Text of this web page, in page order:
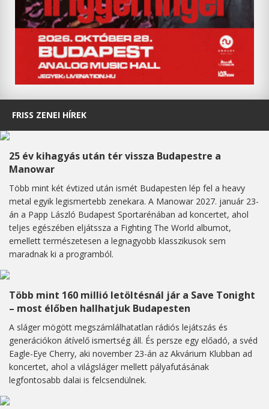
FRISS ZENEI HÍREK
25 év kihagyás után tér vissza Budapestre a
Manowar
Több mint két évtized után ismét Budapesten lép fel a heavy
metal egyik legismertebb zenekara. A Manowar 2027. január 23-
án a Papp László Budapest Sportarénában ad koncertet, ahol
teljes egészében eljátssza a Fighting The World albumot,
emellett természetesen a legnagyobb klasszikusok sem
maradnak ki a programból.
Több mint 160 millió letöltésnál jár a Save Tonight
– most élőben hallhatjuk Budapesten
A sláger mögött megszámlálhatatlan rádiós lejátszás és
generációkon átívelő ismertség áll. És persze egy előadó, a svéd
Eagle-Eye Cherry, aki november 23-án az Akvárium Klubban ad
koncertet, ahol a világsláger mellett pályafutásának
legfontosabb dalai is felcsendülnek.